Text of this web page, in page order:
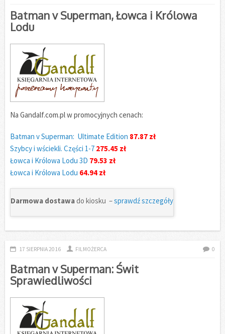
Batman v Superman, Łowca i Królowa
Lodu
Na Gandalf.com.pl w promocyjnych cenach:
Batman v Superman: Ultimate Edition 87.87 zł
Szybcy i wściekli. Części 1-7 275.45 zł
Łowca i Królowa Lodu 3D 79.53 zł
Łowca i Królowa Lodu 64.94 zł
Darmowa dostawado kiosku –sprawdź szczegóły
17 SIERPNIA 2016 FILMOŻERCA 0
Batman v Superman: Świt
Sprawiedliwości